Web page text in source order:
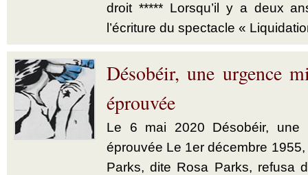
droit ***** Lorsqu’il y a deux
l’écriture du spectacle «
Désobéir, une urgence
éprouvée
Le 6 mai 2020 Désobéir, une
éprouvée Le 1er décembre
Parks, dite Rosa Parks, refusa